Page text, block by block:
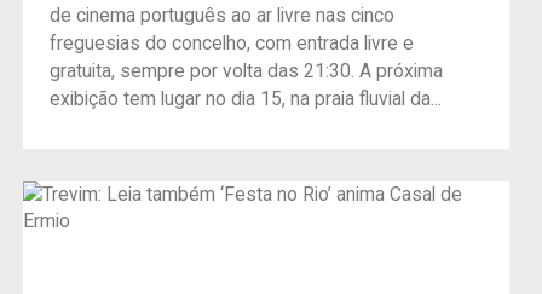
de cinema português ao ar livre nas cinco
freguesias do concelho, com entrada livre e
gratuita, sempre por volta das 21:30. A próxima
exibição tem lugar no dia 15, na praia fluvial da...